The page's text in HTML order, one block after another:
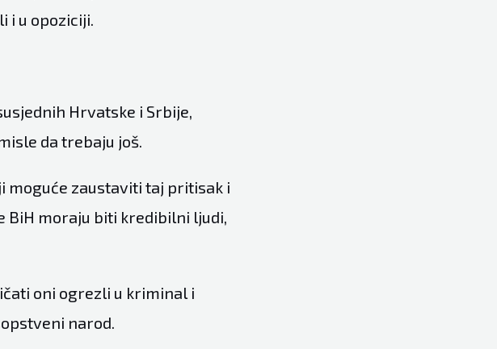
i u opoziciji.
Hrvatske i Srbije,
da trebaju još.
moguće zaustaviti taj pritisak i
BiH moraju biti kredibilni ljudi,
oni ogrezli u kriminal i
narod.